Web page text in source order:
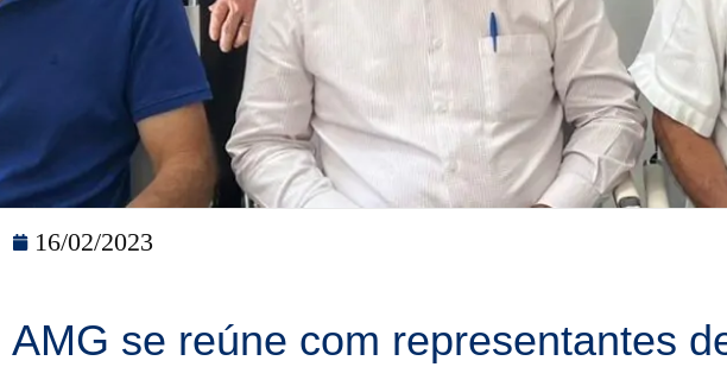
16/02/2023
AMG se reúne com representantes